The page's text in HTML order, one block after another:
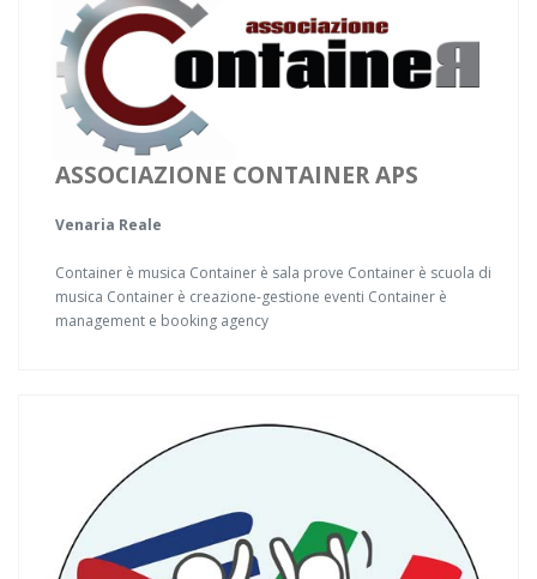
ASSOCIAZIONE CONTAINER APS
Venaria Reale
Container è musica Container è sala prove Container è scuola di
musica Container è creazione-gestione eventi Container è
management e booking agency